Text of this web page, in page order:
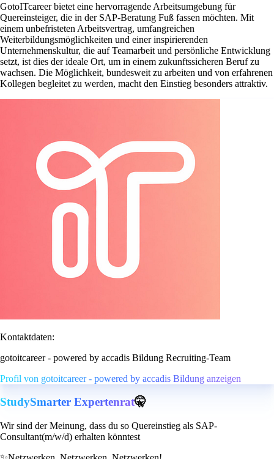
GotoITcareer bietet eine hervorragende Arbeitsumgebung für
Quereinsteiger, die in der SAP-Beratung Fuß fassen möchten. Mit
einem unbefristeten Arbeitsvertrag, umfangreichen
Weiterbildungsmöglichkeiten und einer inspirierenden
Unternehmenskultur, die auf Teamarbeit und persönliche Entwicklung
setzt, ist dies der ideale Ort, um in einem zukunftssicheren Beruf zu
wachsen. Die Möglichkeit, bundesweit zu arbeiten und von erfahrenen
Kollegen begleitet zu werden, macht den Einstieg besonders attraktiv.
Kontaktdaten:
gotoitcareer - powered by accadis Bildung Recruiting-Team
Profil von gotoitcareer - powered by accadis Bildung anzeigen
StudySmarter Expertenrat🤫
Wir sind der Meinung, dass du so Quereinstieg als SAP-
Consultant(m/w/d) erhalten könntest